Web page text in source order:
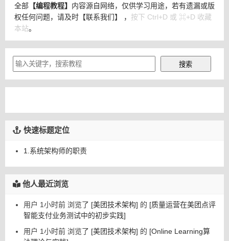
全部 【编程教程】 内容源自网络，仅供学习用途，若有遗漏或版
权任何问题，请及时 【联系我们】 ， 按下 Ctrl+D 或 ⌘+D 收藏
本站。
快速标题定位
1.系统架构师的职责
他人最近浏览
用户 1小时前 浏览了 [美团技术架构] 的 [质量运营在美团点评
智能支付业务测试中的初步实践]
用户 1小时前 浏览了 [美团技术架构] 的 [Online Learning算